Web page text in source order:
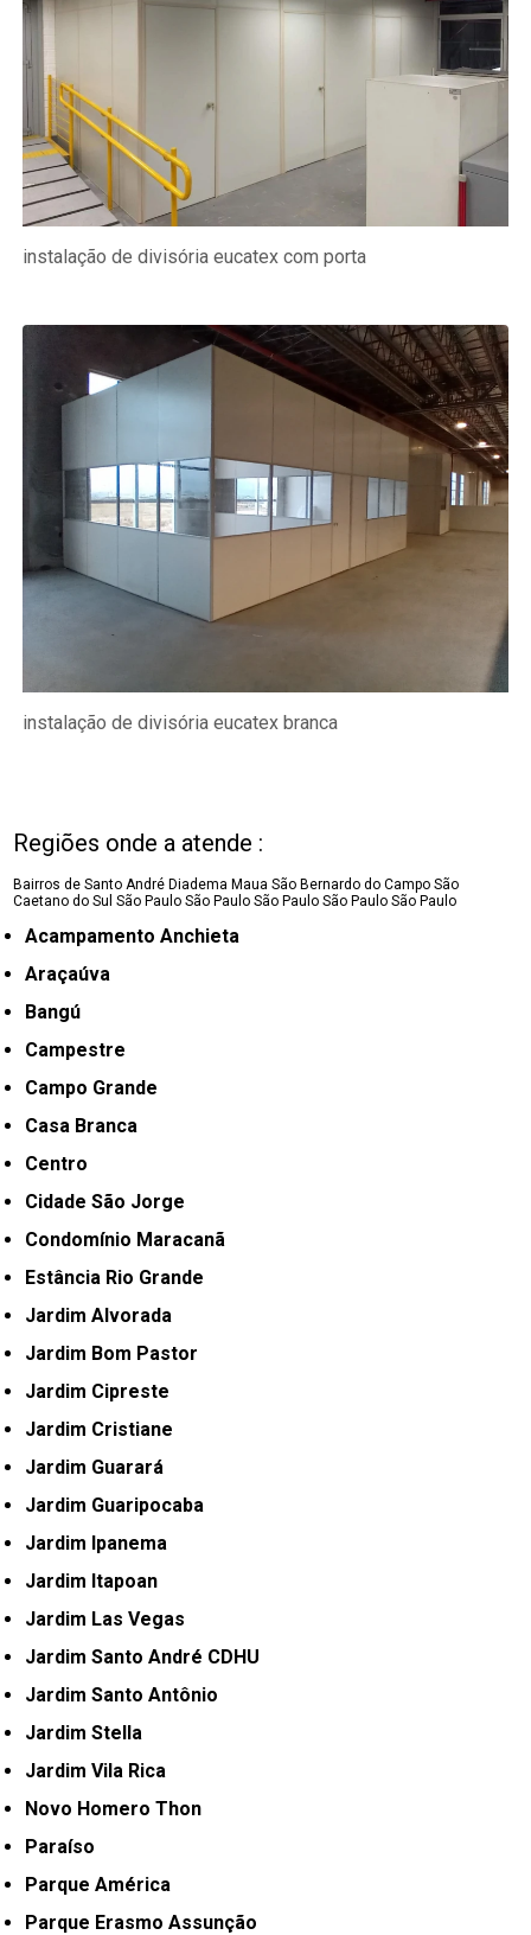
instalação de divisória eucatex com porta
instalação de divisória eucatex branca
Regiões onde a atende :
Bairros de Santo André Diadema Maua São Bernardo do Campo São
Caetano do SulSão Paulo São Paulo São Paulo São Paulo São Paulo
Acampamento Anchieta
Araçaúva
Bangú
Campestre
Campo Grande
Casa Branca
Centro
Cidade São Jorge
Condomínio Maracanã
Estância Rio Grande
Jardim Alvorada
Jardim Bom Pastor
Jardim Cipreste
Jardim Cristiane
Jardim Guarará
Jardim Guaripocaba
Jardim Ipanema
Jardim Itapoan
Jardim Las Vegas
Jardim Santo André CDHU
Jardim Santo Antônio
Jardim Stella
Jardim Vila Rica
Novo Homero Thon
Paraíso
Parque América
Parque Erasmo Assunção